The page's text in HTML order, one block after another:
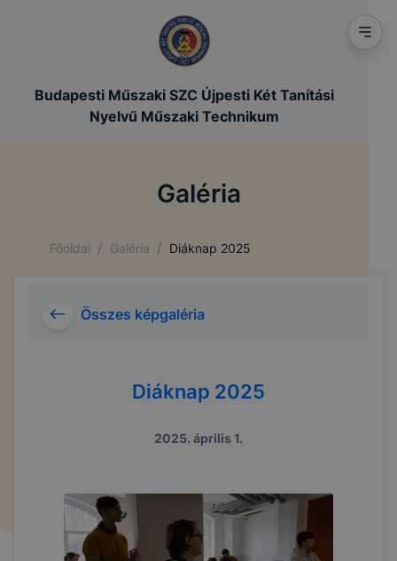
Budapesti Műszaki SZC Újpesti Két Tanítási
Nyelvű Műszaki Technikum
Galéria
Főoldal / Galéria / Diáknap 2025
Összes képgaléria
Diáknap 2025
2025. április 1.